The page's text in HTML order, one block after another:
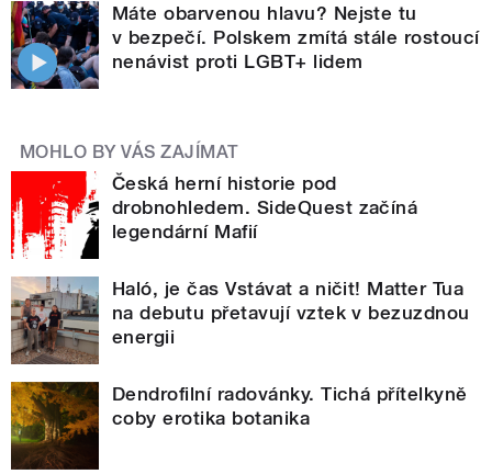
Máte obarvenou hlavu? Nejste tu
v bezpečí. Polskem zmítá stále rostoucí
nenávist proti LGBT+ lidem
MOHLO BY VÁS ZAJÍMAT
Česká herní historie pod
drobnohledem. SideQuest začíná
legendární Mafií
Haló, je čas Vstávat a ničit! Matter Tua
na debutu přetavují vztek v bezuzdnou
energii
Dendrofilní radovánky. Tichá přítelkyně
coby erotika botanika